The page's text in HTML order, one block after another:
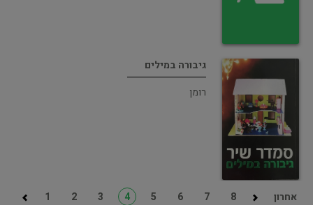
גיבורה במילים
רומן
1 2 3 4 5 6 7 8 אחרון